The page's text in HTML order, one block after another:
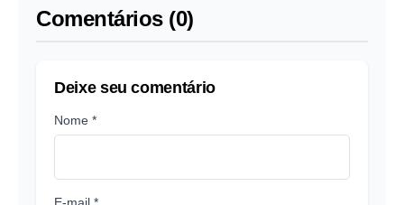
Comentários (0)
Deixe seu comentário
Nome *